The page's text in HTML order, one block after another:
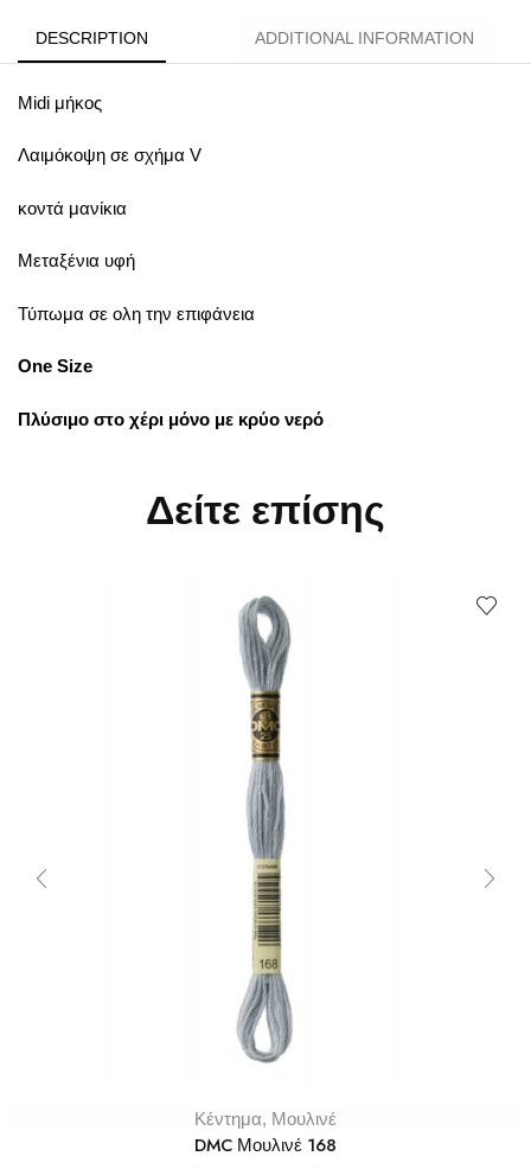
DESCRIPTION ADDITIONAL INFORMATION
Midi μήκος
Λαιμόκοψη σε σχήμα V
κοντά μανίκια
Μεταξένια υφή
Τύπωμα σε ολη την επιφάνεια
One Size
Πλύσιμο στο χέρι μόνο με κρύο νερό
Δείτε επίσης
Κέντημα, Μουλινέ
DMC Μουλινέ 168